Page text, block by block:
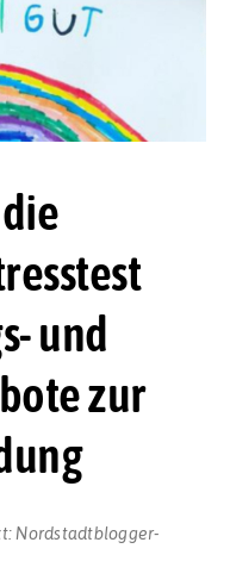
und
zur
Nordstadtblogger-